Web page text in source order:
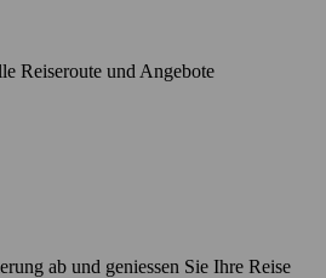
Reiseroute und Angebote
ab und geniessen Sie Ihre Reise